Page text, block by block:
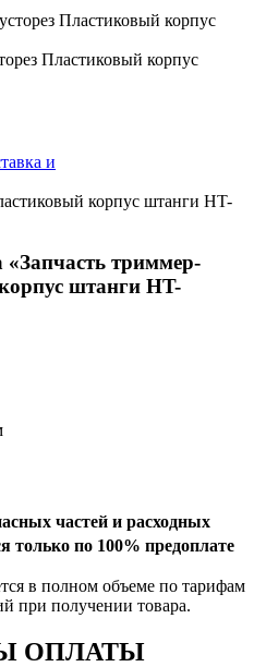
Пластиковый корпус
и
корпус штанги HT-
«Запчасть триммер-
штанги HT-
частей и расходных
только по 100% предоплате
в полном объеме по тарифам
при получении товара.
ОПЛАТЫ